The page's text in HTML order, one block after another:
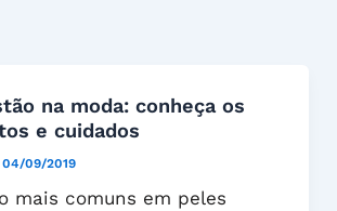
na moda: conheça os
e cuidados
04/09/2019
mais comuns em peles